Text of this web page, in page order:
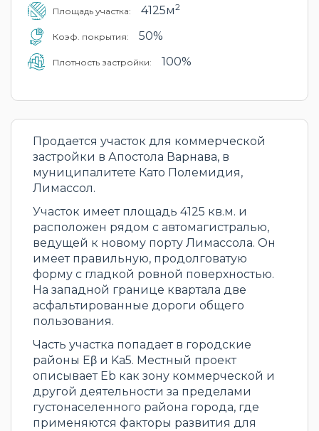
Площадь участка: 4125м2
Коэф. покрытия: 50%
Плотность застройки: 100%
Продается участок для коммерческой
застройки в Апостола Варнава, в
муниципалитете Като Полемидия,
Лимассол.
Участок имеет площадь 4125 кв.м. и
расположен рядом с автомагистралью,
ведущей к новому порту Лимассола. Он
имеет правильную, продолговатую
форму с гладкой ровной поверхностью.
На западной границе квартала две
асфальтированные дороги общего
пользования.
Часть участка попадает в городские
районы Eβ и Ka5. Местный проект
описывает Eb как зону коммерческой и
другой деятельности за пределами
густонаселенного района города, где
применяются факторы развития для